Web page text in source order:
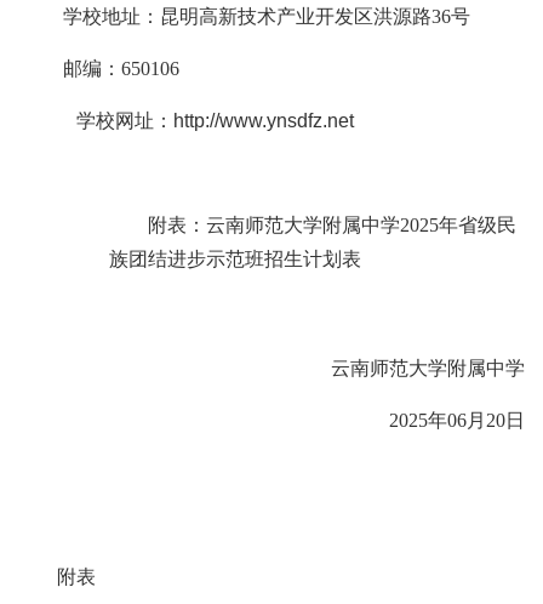
学校地址：昆明高新技术产业开发区洪源路36号
邮编： 650106
学校网址： http://www.ynsdfz.net
附表：云南师范大学附属中学2025年省级民
族团结进步示范班招生计划表
云南师范大学附属中学
2025年06月 20日
附表